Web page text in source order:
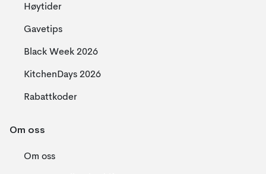
Høytider
Gavetips
Black Week 2026
KitchenDays 2026
Rabattkoder
Om oss
Om oss